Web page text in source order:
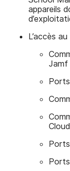
appareils
L’accès
Jamf
Cloud